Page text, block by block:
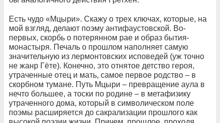
Есть чудо «Мцыри». Скажу о трех ключах, которые, на
мой взгляд, делают поэму антифаустовской. Во-
первых, скорбь о потерянном рае и образ бытия-
монастыря. Печаль о прошлом наполняет самую
значительную из лермонтовских исповедей (уж точно
не жанр Гёте). Конечно, это отнятое детство героя,
утраченные отец и мать, самое первое родство – в
скорбном тумане. Путь Мцыри – превращение аула в
нечто большее, а тоски по родине – в метафизику
утраченного дома, который в символическом поле
поэмы расширяется до сакрализации прошлого как